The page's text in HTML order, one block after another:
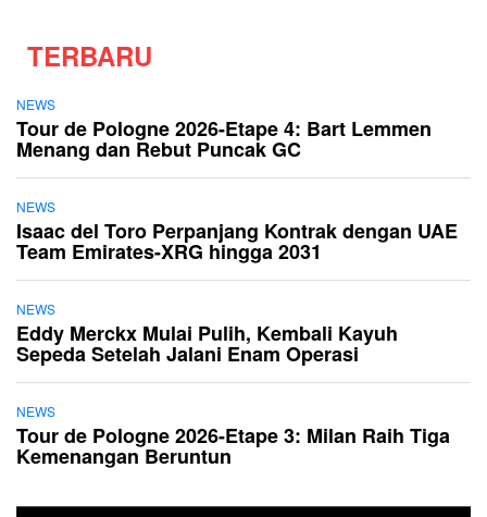
TERBARU
NEWS
Tour de Pologne 2026-Etape 4: Bart Lemmen
Menang dan Rebut Puncak GC
NEWS
Isaac del Toro Perpanjang Kontrak dengan UAE
Team Emirates-XRG hingga 2031
NEWS
Eddy Merckx Mulai Pulih, Kembali Kayuh
Sepeda Setelah Jalani Enam Operasi
NEWS
Tour de Pologne 2026-Etape 3: Milan Raih Tiga
Kemenangan Beruntun